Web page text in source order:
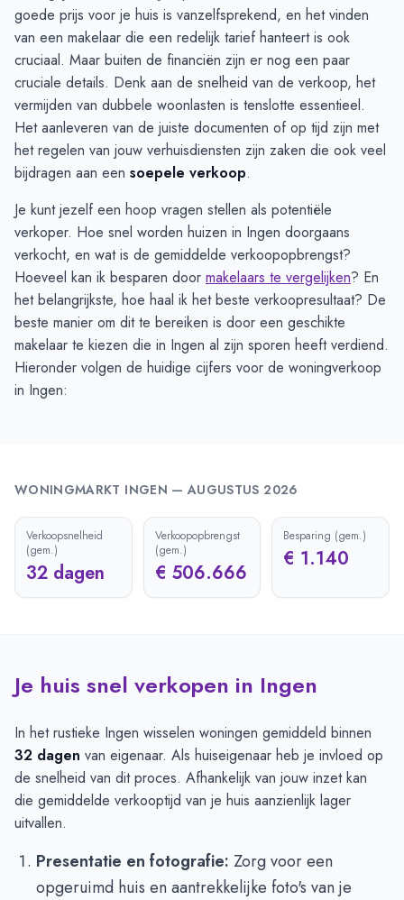
goede prijs voor je huis is vanzelfsprekend, en het vinden
van een makelaar die een redelijk tarief hanteert is ook
cruciaal. Maar buiten de financiën zijn er nog een paar
cruciale details. Denk aan de snelheid van de verkoop, het
vermijden van dubbele woonlasten is tenslotte essentieel.
Het aanleveren van de juiste documenten of op tijd zijn met
het regelen van jouw verhuisdiensten zijn zaken die ook veel
bijdragen aan een soepele verkoop.
Je kunt jezelf een hoop vragen stellen als potentiële
verkoper. Hoe snel worden huizen in Ingen doorgaans
verkocht, en wat is de gemiddelde verkoopopbrengst?
Hoeveel kan ik besparen door makelaars te vergelijken? En
het belangrijkste, hoe haal ik het beste verkoopresultaat? De
beste manier om dit te bereiken is door een geschikte
makelaar te kiezen die in Ingen al zijn sporen heeft verdiend.
Hieronder volgen de huidige cijfers voor de woningverkoop
in Ingen:
WONINGMARKT INGEN —AUGUSTUS 2026
Verkoopsnelheid
(gem.)
32 dagen
Verkoopopbrengst
(gem.)
€ 506.666
Besparing (gem.)
€ 1.140
Je huis snel verkopen in Ingen
In het rustieke Ingen wisselen woningen gemiddeld binnen
32 dagen van eigenaar. Als huiseigenaar heb je invloed op
de snelheid van dit proces. Afhankelijk van jouw inzet kan
die gemiddelde verkooptijd van je huis aanzienlijk lager
uitvallen.
Presentatie en fotografie: Zorg voor een
opgeruimd huis en aantrekkelijke foto's van je